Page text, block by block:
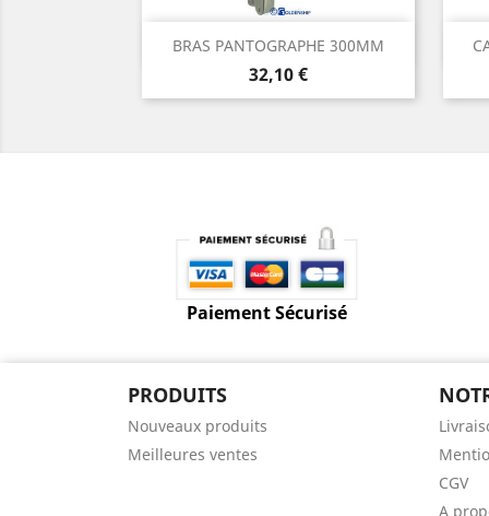
BRAS PANTOGRAPHE 300MM
Prix
32,10 €
Aperçu rapide
Paiement Sécurisé
PRODUITS
Nouveaux produits
Meilleures ventes
CGV
A